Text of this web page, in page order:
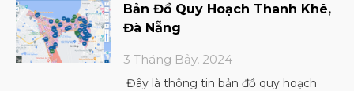
Bản Đồ Quy Hoạch Thanh Khê,
Đà Nẵng
3 Tháng Bảy, 2024
Đây là thông tin bản đồ quy hoạch